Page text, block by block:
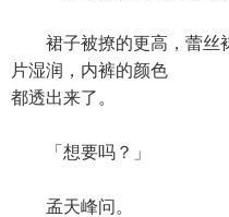
裙子被撩的更高，蕾丝
片湿润，内裤的颜色
都透出来了。
「想要吗？」
孟天峰问。